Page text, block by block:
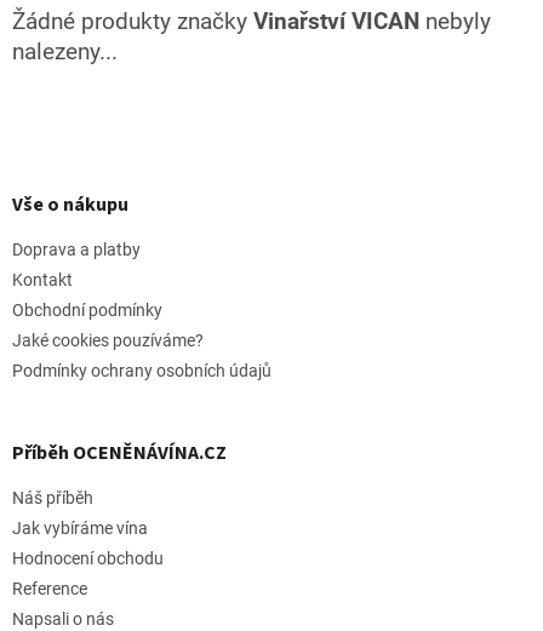
Žádné produkty značky Vinařství VICAN nebyly
nalezeny...
pVše o nákupu
Doprava a platby
Kontakt
Obchodní podmínky
Jaké cookies pouzíváme?
Podmínky ochrany osobních údajů
Příběh OCENĚNÁVÍNA.CZ
Náš příběh
Jak vybíráme vína
Hodnocení obchodu
Reference
Napsali o nás